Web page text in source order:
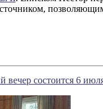
вечер состоится 6